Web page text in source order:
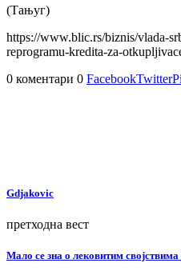
(Тањуг)
https://www.blic.rs/biznis/vlada-
reprogramu-kredita-za-
0 коментари 0 FacebookTwitter
Gdjakovic
претходна вест
Мало се зна о лековитим својствима